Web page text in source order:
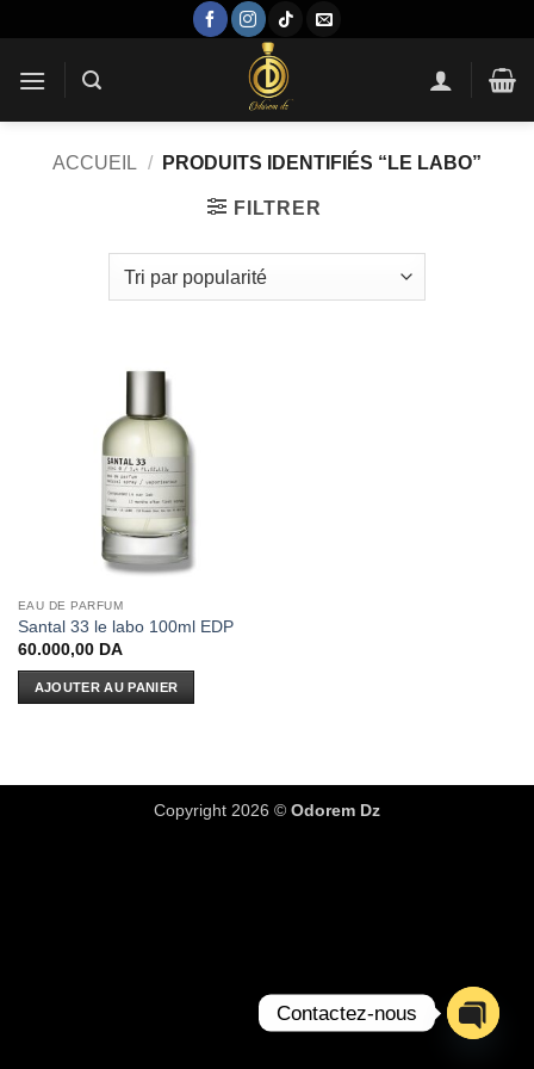
contenu
ACCUEIL / PRODUITS IDENTIFIÉS “LE LABO”
FILTRER
EAU DE PARFUM
Santal 33 le labo 100ml EDP
60.000,00 DA
AJOUTER AU PANIER
Copyright 2026 © Odorem Dz
Contactez-nous